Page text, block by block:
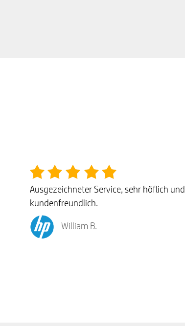
Ausgezeichneter Service, sehr höflich und
kundenfreundlich.
William B.